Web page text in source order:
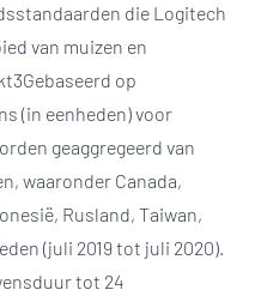
die Logitech
van muizen en
op
(in eenheden) voor
geaggregeerd van
waaronder Canada,
Rusland, Taiwan,
(juli 2019 tot juli 2020).
tot 24